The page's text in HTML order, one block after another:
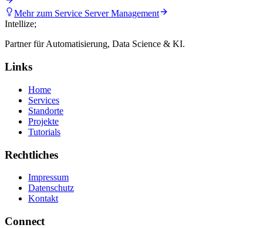
Mehr zum Service Server Management
Intellize;
Partner für Automatisierung, Data Science & KI.
Links
Home
Services
Standorte
Projekte
Tutorials
Rechtliches
Impressum
Datenschutz
Kontakt
Connect